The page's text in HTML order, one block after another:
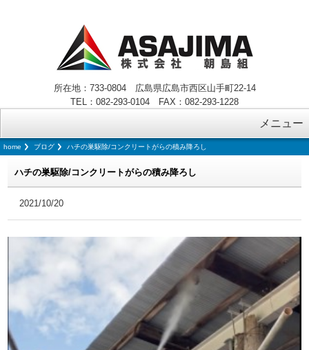
所在地：733-0804 広島県広島市西区山手町22-14
TEL：082-293-0104 FAX：082-293-1228
メニュー
home ブログ ハチの巣駆除/コンクリートがらの積み降ろし
ハチの巣駆除/コンクリートがらの積み降ろし
2021/10/20